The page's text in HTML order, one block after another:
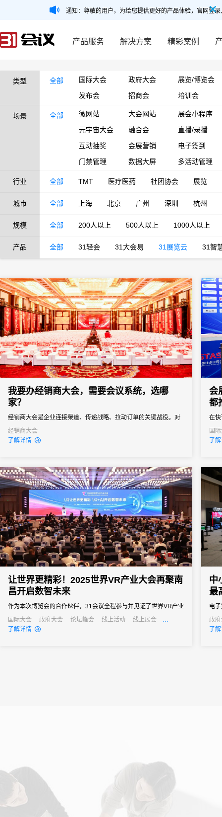
通知：尊敬的用户，为给您提供更好的产品体验，官网登
产品服务 解决方案 精彩案例
类型 全部 国际大会 政府大会
展览/博览会
发布会
招商会 培训会
场景 全部 微网站 大会网站
展会小程序
元宇宙大会
融合会
直播/录播
互动抽奖
会展营销
电子签到
门禁管理
数据大屏 多活动管理
行业 全部 TMT 医疗医药 社团协会 展览
城市 全部 上海 北京 广州 深圳 杭州
规模 全部 200人以上 500人以上 1000人以上
产品 全部 31轻会 31大会易 31展览云 31智
我要办经销商大会，需要会议系统，选哪
家？
经销商大会是企业连接渠道、传递战略、拉动订单的关键战役。对
品牌商而言，它不只是“开一场会”，而是年度政策发布、销售目标分
解、渠道关系维护的核心节点。一场成功的经销商大会，能让经销
业绩...
经销商大会
了解详情
会
都
在
功
的
者
国
经
了
让世界更精彩！2025世界VR产业大会再聚南
昌开启数智未来
作为本次博览会的合作伙伴，31会议全程参与并见证了世界VR产业
大会的飞速发展与深刻变革，并依托专业的会展服务能力与创新技
术支撑为博览会的顺利举办提供了坚实有力的保障，推动会务运营
国际大会 政府大会 论坛峰会 线上活动
线上展会
产业大会
经销商大会
了解详情
中
最
电
计
通
政
公
了